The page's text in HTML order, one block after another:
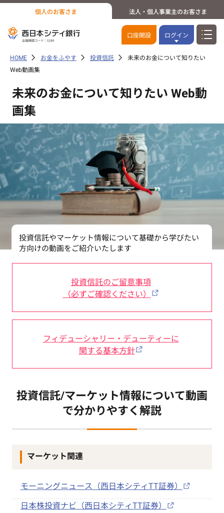
個人のお客さま 法人・個人事業主のお客さま
口座開設 ログイン
HOME お金をふやす 投資信託
未来のお金について知りたい
Web動画集
未来のお金について知りたい Web動
画集
投資信託やマーケット情報について基礎から学びたい
方向けの動画をご紹介いたします
投資信託のご留意事項
（必ずご確認ください）
フィデューシャリー・デューティーに
関する基本方針
投資信託/マーケット情報について動画
で分かりやすく解説
マーケット関連
モーニングニュース（西日本シティTT証券）
日本株投資ナビ（西日本シティTT証券）